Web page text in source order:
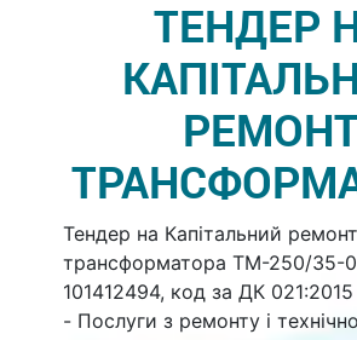
ТЕНДЕР
РЕМОНТ
Тендер на Капітальний ремонт
трансформатора ТМ-250/35-
101412494, код за ДК
- Послуги з ремонту і